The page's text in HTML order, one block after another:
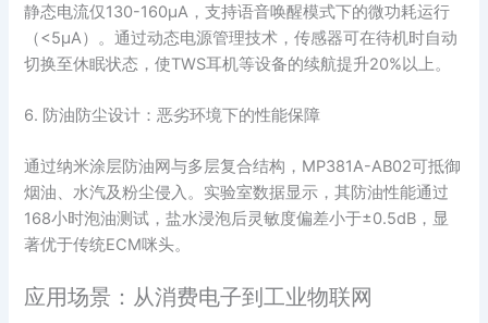
静态电流仅130-160μA，支持语音唤醒模式下的微功耗运行
（<5μA）。通过动态电源管理技术，传感器可在待机时自动
切换至休眠状态，使TWS耳机等设备的续航提升20%以上。
6. 防油防尘设计：恶劣环境下的性能保障
通过纳米涂层防油网与多层复合结构，MP381A-AB02可抵御
烟油、水汽及粉尘侵入。实验室数据显示，其防油性能通过
168小时泡油测试，盐水浸泡后灵敏度偏差小于±0.5dB，显
著优于传统ECM咪头。
应用场景：从消费电子到工业物联网